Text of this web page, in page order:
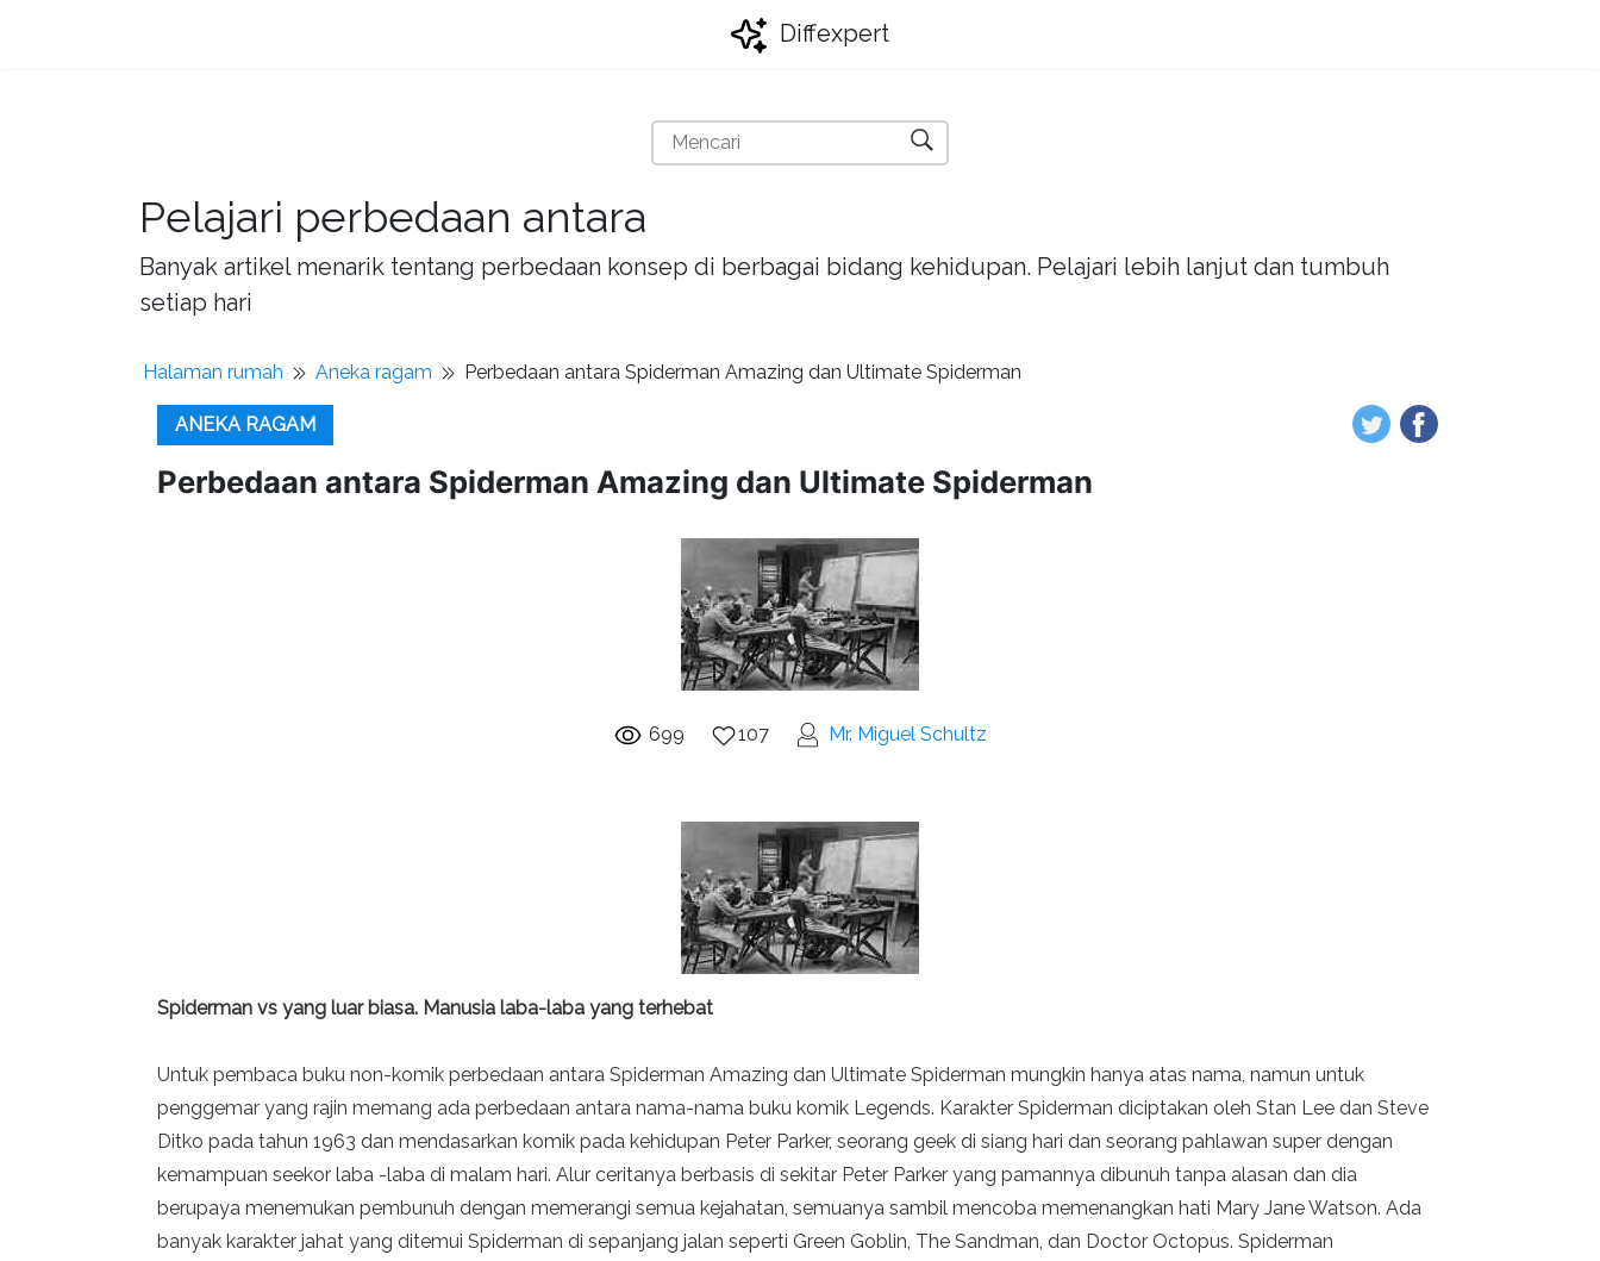
Diffexpert
Pelajari perbedaan antara
Banyak artikel menarik tentang perbedaan konsep di berbagai bidang kehidupan. Pelajari lebih lanjut dan tumbuh
setiap hari
Halaman rumah Aneka ragam Perbedaan antara Spiderman Amazing dan Ultimate Spiderman
ANEKA RAGAM
Perbedaan antara Spiderman Amazing dan Ultimate Spiderman
699 107 Mr. Miguel Schultz
Spiderman vs yang luar biasa. Manusia laba-laba yang terhebat
Untuk pembaca buku non-komik perbedaan antara Spiderman Amazing dan Ultimate Spiderman mungkin hanya atas nama, namun untuk
penggemar yang rajin memang ada perbedaan antara nama-nama buku komik Legends. Karakter Spiderman diciptakan oleh Stan Lee dan Steve
Ditko pada tahun 1963 dan mendasarkan komik pada kehidupan Peter Parker, seorang geek di siang hari dan seorang pahlawan super dengan
kemampuan seekor laba -laba di malam hari. Alur ceritanya berbasis di sekitar Peter Parker yang pamannya dibunuh tanpa alasan dan dia
berupaya menemukan pembunuh dengan memerangi semua kejahatan, semuanya sambil mencoba memenangkan hati Mary Jane Watson. Ada
banyak karakter jahat yang ditemui Spiderman di sepanjang jalan seperti Green Goblin, The Sandman, dan Doctor Octopus. Spiderman